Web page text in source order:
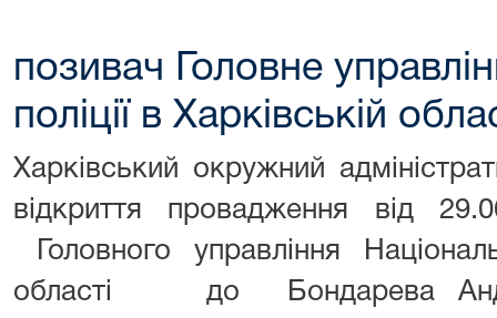
позивач Головне
поліції в Харківській
Харківський окружний
відкриття провадження від
Головного управління
області до Бондарева